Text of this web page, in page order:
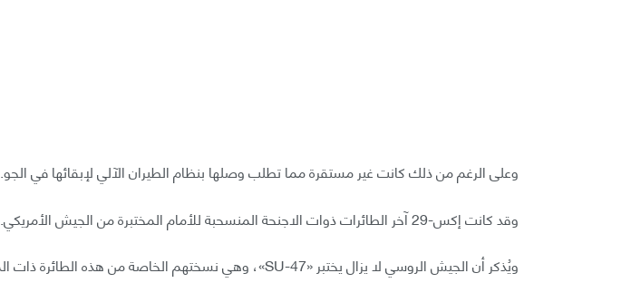
وعلى الرغم من ذلك كانت غير مستقرة مما تطلب وصلها بنظام الطيران الآلي لإبقائها في الجو.
وقد كانت إكس-29 آخر الطائرات ذوات الاجنحة المنسحبة للأمام المختبرة من الجيش الأمريكي.
ويُذكر أن الجيش الروسي لا يزال يختبر «SU-47»، وهي نسختهم الخاصة من هذه الطائرة ذات المظهر الغريب.